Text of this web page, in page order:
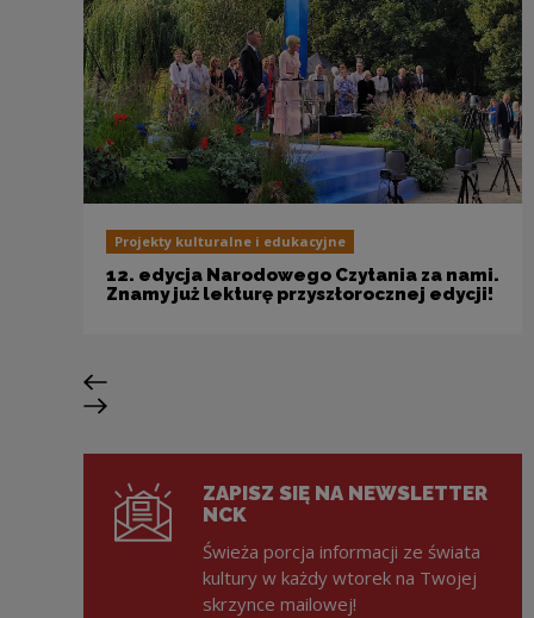
Projekty kulturalne i edukacyjne
12. edycja Narodowego Czytania za nami.
Znamy już lekturę przyszłorocznej edycji!
Previous slide
Next slide
ZAPISZ SIĘ NA NEWSLETTER
NCK
Świeża porcja informacji ze świata
kultury w każdy wtorek na Twojej
skrzynce mailowej!